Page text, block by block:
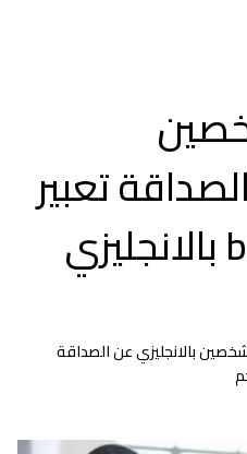
تعبير
عن best friend بالانجليزي
بالانجليزي عن الصداقة